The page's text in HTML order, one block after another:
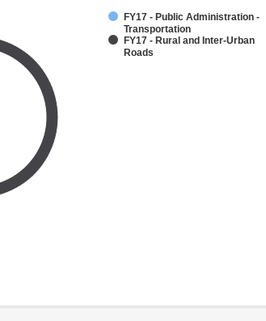
FY17 - Public Administration -
Transportation
FY17 - Rural and Inter-Urban
Roads